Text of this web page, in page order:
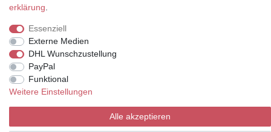
© Copyright 2026 | Alle Rechte vorbehalten.
erklärung
Essenziell
Externe Medien
DHL Wunschzustellung
PayPal
Funktional
Weitere Einstellungen
Alle akzeptieren